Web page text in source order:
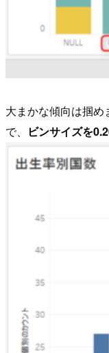
大まかな傾向は掴
で、
ビンサイズを